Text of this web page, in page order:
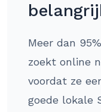
Meer dan
zoekt online
voordat ze
goede lokale